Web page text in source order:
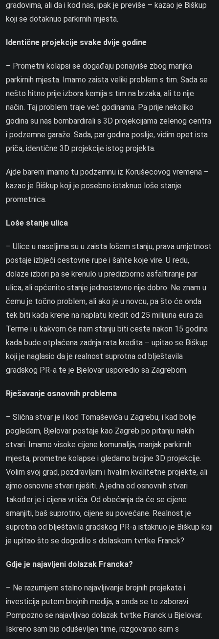
gradovima, ali da i kod nas, ipak je previše – kazao je Biškup
koji se dotaknuo parkirnih mjesta.
Identične projekcije svake dvije godine
– Prometni kolapsi se događaju ponajviše zbog manjka
parkirnih mjesta. Imamo zaista veliki problem s tim. Sada se
nešto hitno prije izbora kemija s tim na brzaka, ali to nije
način. Taj problem traje već godinama. Pa prije nekoliko
godina su nas bombardirali s 3D projekcijama zelenog centra
i podzemne garaže. Sada, par godina poslije, vidim opet ista
priča, identične 3D projekcije istog projekta.
Ajde barem imamo tu podzemnu iz Korušecovog vremena –
kazao je Biškup koji je posebno istaknuo loše stanje
prometnica.
Loše stanje ulica
– Ulice u naseljima su u zaista lošem stanju, prava umjetnost
postaje izbjeći cestovne rupe i šahte koje vire. U redu,
dolaze izbori pa se krenulo u predizborno asfaltiranje par
ulica, ali općenito stanje jednostavno nije dobro. Ne znam u
čemu je točno problem, ali ako je u novcu, pa što će onda
tek biti kada krene na naplatu kredit od 25 milijuna eura za
Terme i u kakvom će nam stanju biti ceste nakon 15 godina
kada bude otplaćena zadnja rata kredita – upitao se Biškup
koji je naglasio da je realnost suprotna od blještavila
gradskog PR-a te je Bjelovar usporedio sa Zagrebom.
Rješavanje osnovnih problema
– Slična stvar je i kod Tomaševića u Zagrebu, i kad bolje
pogledam, Bjelovar postaje kao Zagreb po pitanju nekih
stvari. Imamo visoke cijene komunalija, manjak parkirnih
mjesta, prometne kolapse i gledamo brojne 3D projekcije.
Volim svoj grad, pozdravljam i hvalim kvalitetne projekte, ali
ajmo osnovne stvari riješiti. A jedna od osnovnih stvari
također je i cijena vrtića. Od obećanja da će se cijene
smanjiti, baš suprotno, cijene su povećane. Realnost je
suprotna od blještavila gradskog PR-a istaknuo je Biškup koji
je upitao što se dogodilo s dolaskom tvrtke Franck?
Gdje je najavljeni dolazak Francka?
– Ne razumijem stalno najavljivanje brojnih projekata i
investicija putem brojnih medija, a onda se to zaboravi.
Pompozno se najavljivao dolazak tvrtke Franck u Bjelovar.
Iskreno sam bio oduševljen time, razgovarao sam s